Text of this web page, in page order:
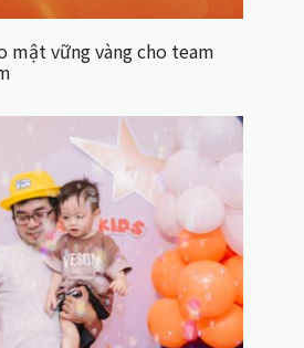
mật vững vàng cho team